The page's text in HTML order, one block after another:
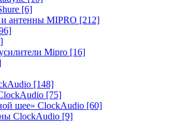
[6]
антенны MIPRO [212]
Mipro [16]
[148]
[75]
шее» ClockAudio [60]
ClockAudio [9]